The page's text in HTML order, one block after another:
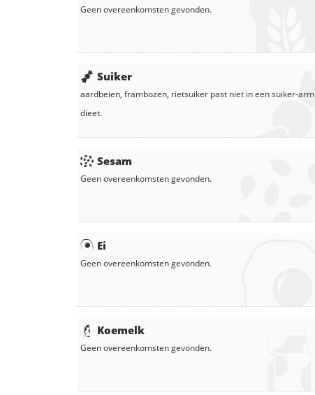
Geen overeenkomsten gevonden.
Suiker
aardbeien, frambozen, rietsuiker past niet in een suiker-arm
dieet.
Sesam
Geen overeenkomsten gevonden.
Ei
Geen overeenkomsten gevonden.
Koemelk
Geen overeenkomsten gevonden.